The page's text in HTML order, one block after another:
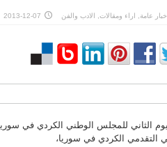
عامة اراء ومقالات الادب والفن 2013-12-07
التقدمي الكردي في سوريا،